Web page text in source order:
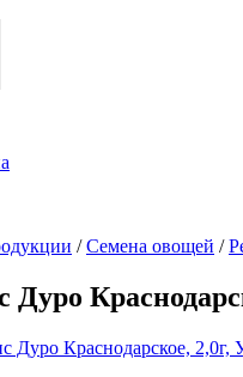
/Семена овощей /
Дуро